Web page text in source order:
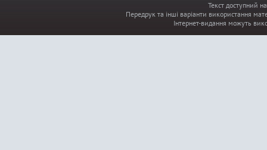
Текст доступний
Передрук та інші варіанти використання
Інтернет-видання можуть